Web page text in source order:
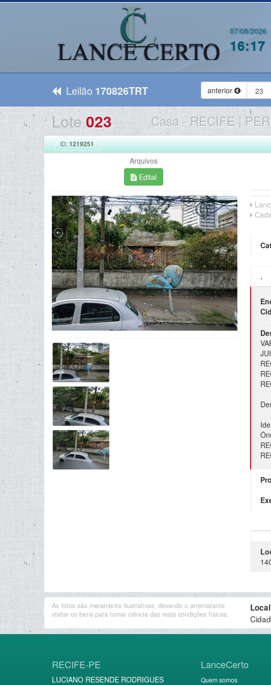
07/08/2026
16:17
Leilão 170826TRT anterior
Lote023 Casa-RECIFE |
ID:1219251
Arquivos
Edital
.
As fotos são meramente ilustrativas, devendo o arrematante
visitar os bens para tomar ciência das reais condições físicas.
RECIFE-PE
LUCIANO RESENDE RODRIGUES
LanceCerto
Quem somos